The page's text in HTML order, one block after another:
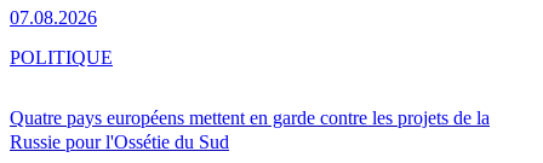
07.08.2026
Quatre pays européens mettent en garde contre les projets de la
Russie pour l'Ossétie du Sud
POLITIQUE